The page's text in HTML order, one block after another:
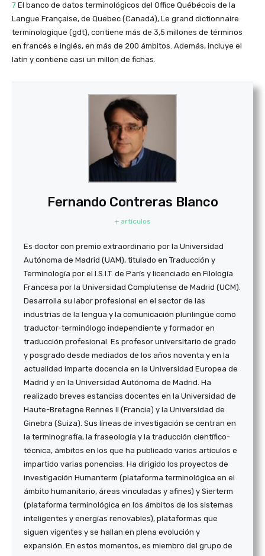
7 El banco de datos terminológicos del Office Québécois de la
Langue Française, de Quebec (Canadá), Le grand dictionnaire
terminologique (gdt), contiene más de 3,5 millones de términos
en francés e inglés, en más de 200 ámbitos. Además, incluye el
latín y contiene casi un millón de fichas.
Fernando Contreras Blanco
+ artículos
Es doctor con premio extraordinario por la Universidad
Autónoma de Madrid (UAM), titulado en Traducción y
Terminología por el I.S.I.T. de París y licenciado en Filología
Francesa por la Universidad Complutense de Madrid (UCM).
Desarrolla su labor profesional en el sector de las
industrias de la lengua y la comunicación plurilingüe como
traductor-terminólogo independiente y formador en
traducción profesional. Es profesor universitario de grado
y posgrado desde mediados de los años noventa y en la
actualidad imparte docencia en la Universidad Europea de
Madrid y en la Universidad Autónoma de Madrid. Ha
realizado breves estancias docentes en la Universidad de
Haute-Bretagne Rennes II (Francia) y la Universidad de
Ginebra (Suiza). Sus líneas de investigación se centran en
la terminografía, la fraseología y la traducción científico-
técnica, ámbitos en los que ha publicado varios artículos e
impartido varias ponencias. Ha dirigido los proyectos de
investigación Humanterm (plataforma terminológica en el
ámbito humanitario, áreas vinculadas y afines) y Sierterm
(plataforma terminológica en los ámbitos de los sistemas
inteligentes y energías renovables), plataformas que
siguen vigentes y se hallan en plena evolución y
expansión. En estos momentos, es miembro del grupo de